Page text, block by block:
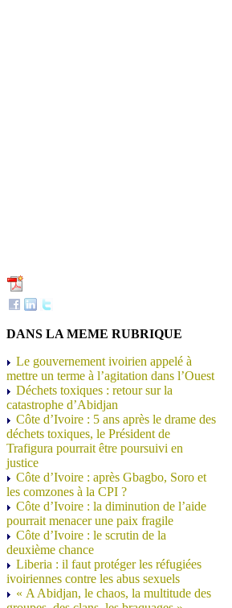
DANS LA MEME RUBRIQUE
Le gouvernement ivoirien appelé à
mettre un terme à l’agitation dans l’Ouest
Déchets toxiques : retour sur la
catastrophe d’Abidjan
Côte d’Ivoire : 5 ans après le drame des
déchets toxiques, le Président de
Trafigura pourrait être poursuivi en
justice
Côte d’Ivoire : après Gbagbo, Soro et
les comzones à la CPI ?
Côte d’Ivoire : la diminution de l’aide
pourrait menacer une paix fragile
Côte d’Ivoire : le scrutin de la
deuxième chance
Liberia : il faut protéger les réfugiées
ivoiriennes contre les abus sexuels
« A Abidjan, le chaos, la multitude des